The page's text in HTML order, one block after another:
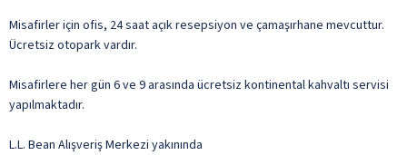
Misafirler için ofis, 24 saat açık resepsiyon ve çamaşırhane mevcuttur.
Ücretsiz otopark vardır.
Misafirlere her gün 6 ve 9 arasında ücretsiz kontinental kahvaltı servisi
yapılmaktadır.
L.L. Bean Alışveriş Merkezi yakınında